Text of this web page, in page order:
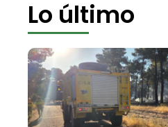
Lo último